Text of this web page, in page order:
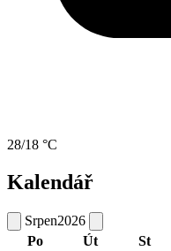
28/18 °C
Kalendář
Srpen2026
Po
Út St